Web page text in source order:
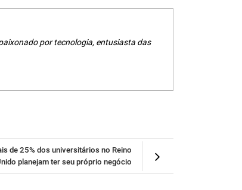
por tecnologia, entusiasta das
de 25% dos universitários no Reino
planejam ter seu próprio negócio